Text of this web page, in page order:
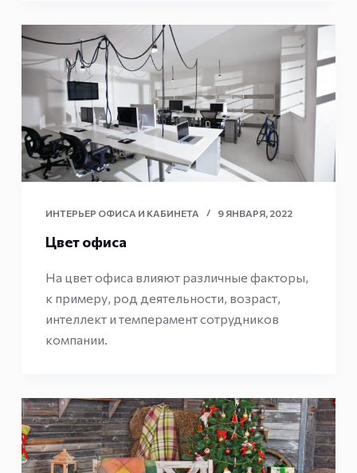
ИНТЕРЬЕР ОФИСА И КАБИНЕТА 9 ЯНВАРЯ, 2022
Цвет офиса
На цвет офиса влияют различные факторы,
к примеру, род деятельности, возраст,
интеллект и темперамент сотрудников
компании.